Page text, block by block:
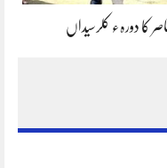
کا دورہء کلرسیداں